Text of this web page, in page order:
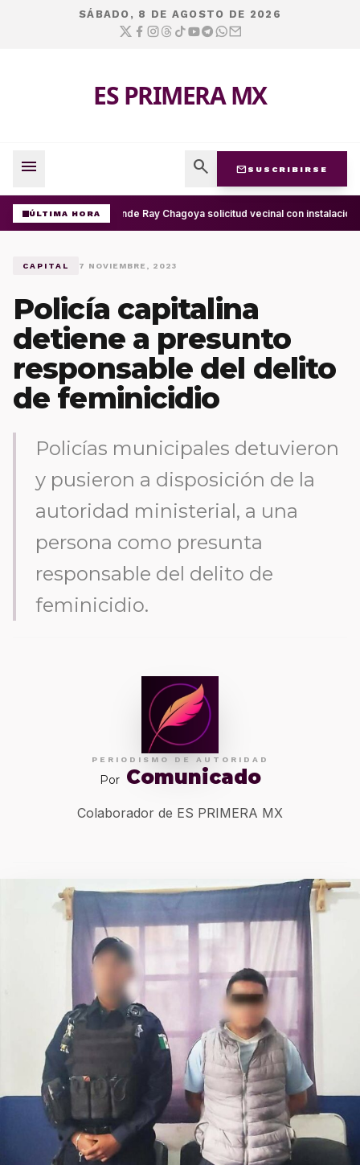
SÁBADO, 8 DE AGOSTO DE 2026
ES PRIMERA MX
menu search mail SUSCRIBIRSE
ÚLTIMA HORAAtiende Ray Chagoya solicitud vecinal con instalación
CAPITAL 7 NOVIEMBRE, 2023
Policía capitalina
detiene a presunto
responsable del delito
de feminicidio
Policías municipales detuvieron
y pusieron a disposición de la
autoridad ministerial, a una
persona como presunta
responsable del delito de
feminicidio.
PERIODISMO DE AUTORIDAD
Por Comunicado
Colaborador de ES PRIMERA MX